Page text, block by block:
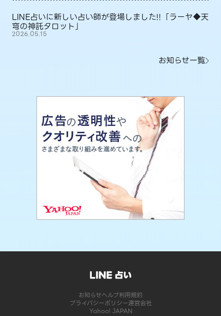
LINE占いに新しい占い師が登場しました!!「ラーヤ◆天
穹の神託タロット」
2026.05.15
お知らせ一覧
お知らせヘルプ利用規約
プライバシーポリシー運営会社
Yahoo! JAPAN